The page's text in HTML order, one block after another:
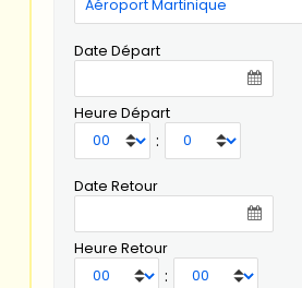
Date Départ
Heure Départ
:
Date Retour
Heure Retour
: